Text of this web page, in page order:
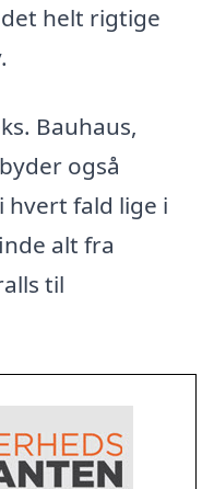
helt rigtige
Bauhaus,
også
hvert fald lige i
alt fra
til